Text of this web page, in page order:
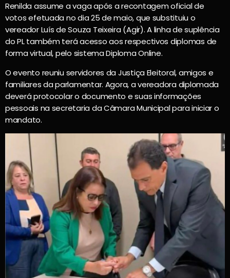
Renilda assume a vaga após a recontagem oficial de
votos efetuada no dia 25 de maio, que substituiu o
vereador Luís de Souza Teixeira (Agir). A linha de suplência
do PL também terá acesso aos respectivos diplomas de
forma virtual, pelo sistema Diploma Online.
O evento reuniu servidores da Justiça Eleitoral, amigos e
familiares da parlamentar. Agora, a vereadora diplomada
deverá protocolar o documento e suas informações
pessoais na secretaria da Câmara Municipal para iniciar o
mandato.